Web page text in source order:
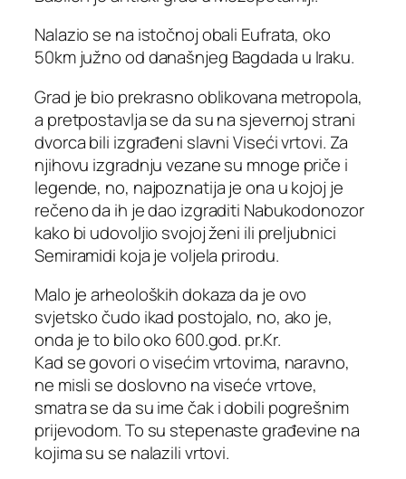
Nalazio se na istočnoj obali Eufrata, oko
50km južno od današnjeg Bagdada u Iraku.
Grad je bio prekrasno oblikovana metropola,
a pretpostavlja se da su na sjevernoj strani
dvorca bili izgrađeni slavni Viseći vrtovi. Za
njihovu izgradnju vezane su mnoge priče i
legende, no, najpoznatija je ona u kojoj je
rečeno da ih je dao izgraditi Nabukodonozor
kako bi udovoljio svojoj ženi ili preljubnici
Semiramidi koja je voljela prirodu.
Malo je arheoloških dokaza da je ovo
svjetsko čudo ikad postojalo, no, ako je,
onda je to bilo oko 600.god. pr.Kr.
Kad se govori o visećim vrtovima, naravno,
ne misli se doslovno na viseće vrtove,
smatra se da su ime čak i dobili pogrešnim
prijevodom. To su stepenaste građevine na
kojima su se nalazili vrtovi.